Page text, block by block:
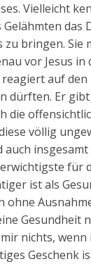
Vielleicht
bringen. Sie
vor Jesus
auf
dürften. Er
die
völlig
ist als
nichts,
Geschenk